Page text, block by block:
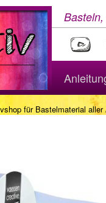
für Bastelmaterial aller